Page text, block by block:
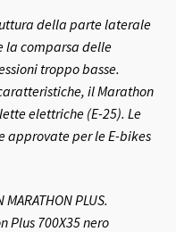
della parte laterale
la comparsa delle
troppo basse.
caratteristiche, il Marathon
elettriche (E-25). Le
approvate per le E-bikes
MARATHON PLUS.
Plus 700X35 nero